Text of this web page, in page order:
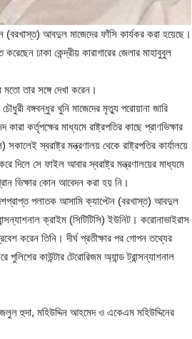
আবদুল মাজেদের ফাঁসি কার্যকর করা হয়েছে।
ঢাকা কেন্দ্রীয় কারাগারের জেলার মাহাবুবুল
তার সঙ্গে দেখা করেন।
বঙ্গবন্ধুর খুনি মাজেদের মৃত্যু পরোয়ানা জারি
কর্তৃপক্ষের মাধ্যমে রাষ্ট্রপতির কাছে প্রাণভিক্ষার
স্বরাষ্ট্র মন্ত্রণালয় থেকে রাষ্ট্রপতির কার্যালয়ে
দিলে সে ফাইল আবার স্বরাষ্ট্র মন্ত্রণালয়ের মাধ্যমে
ভিক্ষার কোন আবেদন করা হয় নি।
পলাতক আসামি ক্যাপ্টেন (বরখাস্ত) আবদুল
ক্রাইম (সিটিটিসি) ইউনিট। করোনাভাইরাস
করেন তিনি। দীর্ঘ প্রতীক্ষার পর গোপন তথ্যের
কাউন্টার টেরোরিজম অ্যান্ড ট্রান্সন্যাশনাল
হুদা, মহিউদ্দিন আহমেদ ও একেএম মহিউদ্দিনের